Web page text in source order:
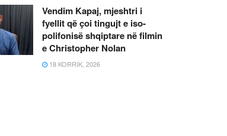
Vendim Kapaj, mjeshtri i
fyellit që çoi tingujt e iso-
polifonisë shqiptare në filmin
e Christopher Nolan
18 KORRIK, 2026